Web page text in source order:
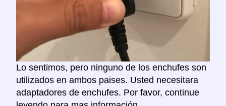
Lo sentimos, pero ninguno de los enchufes son
utilizados en ambos paises. Usted necesitara
adaptadores de enchufes. Por favor, continue